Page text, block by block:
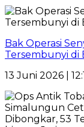
Bak Operasi
Tersembunyi di
13 Juni 2026 |